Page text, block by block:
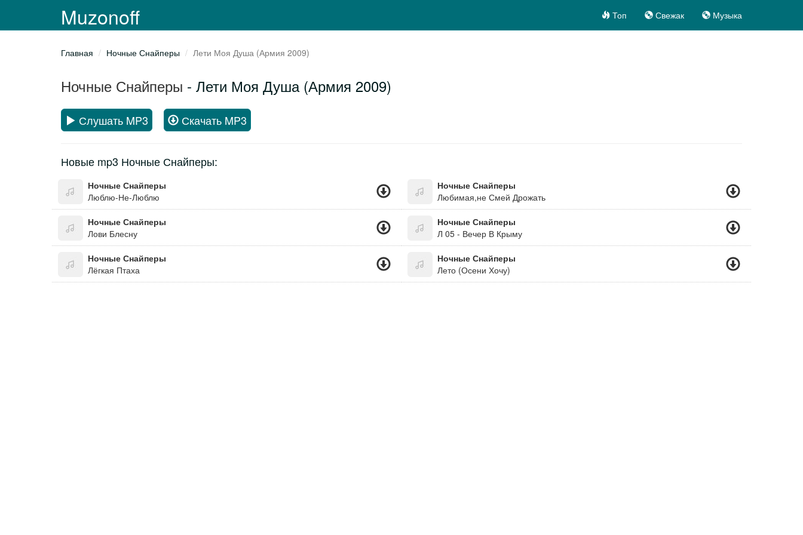
Muzonoff Топ Свежак Музыка
Главная Ночные Снайперы Лети Моя Душа (Армия 2009)
Ночные Снайперы - Лети Моя Душа (Армия 2009)
Слушать MP3 Скачать MP3
Новые mp3 Ночные Снайперы:
Ночные Снайперы
Люблю-Не-Люблю
Ночные Снайперы
Любимая,не Смей Дрожать
Ночные Снайперы
Лови Блесну
Ночные Снайперы
Л 05 - Вечер В Крыму
Ночные Снайперы
Лёгкая Птаха
Ночные Снайперы
Лето (Осени Хочу)